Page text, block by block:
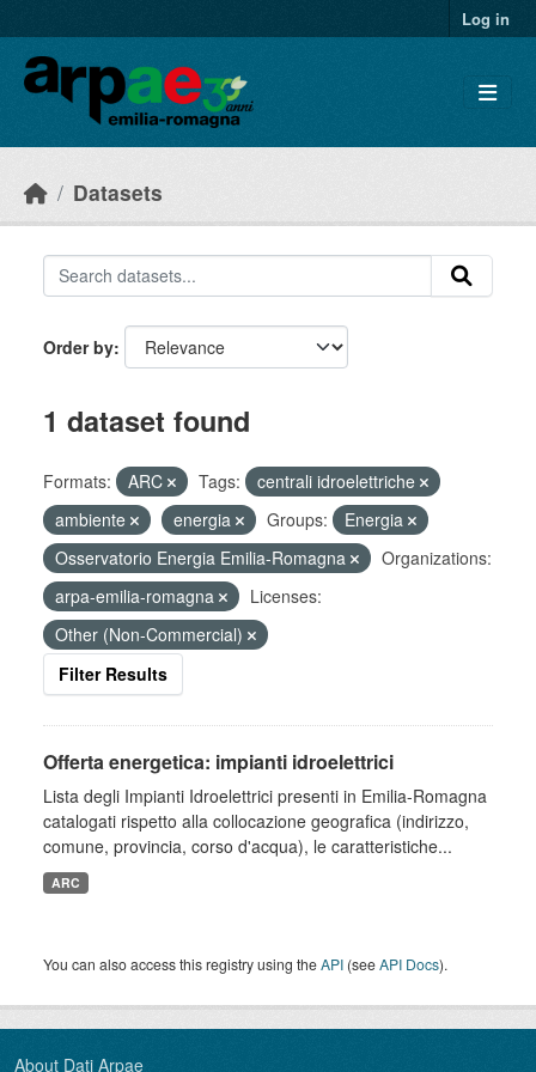
Log in
Datasets
Order by
1 dataset found
Formats: ARC Tags:
centrali idroelettriche
ambiente
energia Groups:
Energia
Osservatorio Energia Emilia-Romagna
Organizations:
arpa-emilia-romagna
Licenses:
Other (Non-Commercial)
Filter Results
Offerta energetica: impianti idroelettrici
Lista degli Impianti Idroelettrici presenti in Emilia-Romagna
catalogati rispetto alla collocazione geografica (indirizzo,
comune, provincia, corso d'acqua), le caratteristiche...
ARC
You can also access this registry using theAPI (seeAPI Docs).
About Dati Arpae